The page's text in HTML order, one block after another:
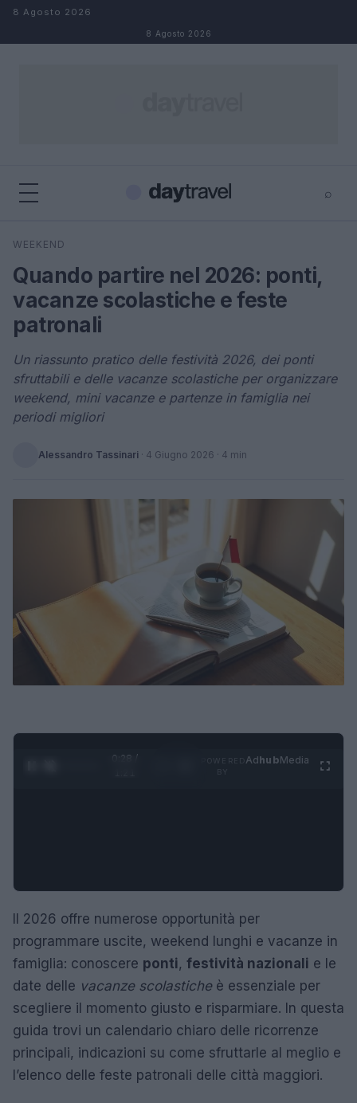
Salta al contenuto
8 Agosto 2026
8 Agosto 2026
⌕
Cerca
WEEKEND
Quando partire nel 2026: ponti,
vacanze scolastiche e feste
patronali
Un riassunto pratico delle festività 2026, dei ponti
sfruttabili e delle vacanze scolastiche per organizzare
weekend, mini vacanze e partenze in famiglia nei
periodi migliori
Alessandro Tassinari · 4 Giugno 2026 · 4 min
0:29 /
AdhubMedia
Il 2026 offre numerose opportunità per
programmare uscite, weekend lunghi e vacanze in
famiglia: conoscere ponti, festività nazionali e le
date delle vacanze scolasticheè essenziale per
scegliere il momento giusto e risparmiare. In questa
guida trovi un calendario chiaro delle ricorrenze
principali, indicazioni su come sfruttarle al meglio e
l’elenco delle feste patronali delle città maggiori.